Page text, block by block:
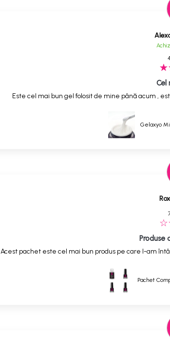
Cel
Este cel mai bun gel folosit de mine până acum ,
Gelaxyo
Produse
Acest pachet este cel mai bun produs pe care l-am
Pachet